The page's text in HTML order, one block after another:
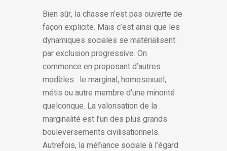
Bien sûr, la chasse n’est pas ouverte de
façon explicite. Mais c’est ainsi que les
dynamiques sociales se matérialisent :
par exclusion progressive. On
commence en proposant d’autres
modèles : le marginal, homosexuel,
métis ou autre membre d’une minorité
quelconque. La valorisation de la
marginalité est l’un des plus grands
bouleversements civilisationnels.
Autrefois, la méfiance sociale à l’égard